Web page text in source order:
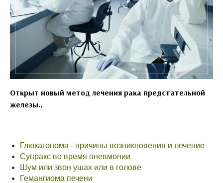
Открыт новый метод лечения рака предстательной
железы..
Глюкагонома - причины возникновения и лечение
Супракс во время пневмонии
Шум или звон ушах или в голове
Гемангиома печени